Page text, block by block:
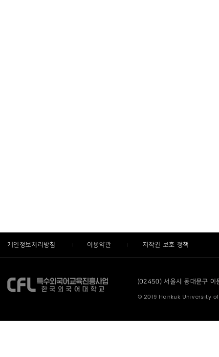
개인정보처리방침 이용약관 저작권 보호 정책
(02450) 서울시 동대문구
© 2019 Hankuk University